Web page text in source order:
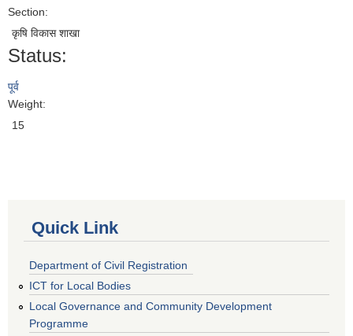
Section:
कृषि विकास शाखा
Status:
पूर्व
Weight:
15
Quick Link
Department of Civil Registration
ICT for Local Bodies
Local Governance and Community Development
Programme